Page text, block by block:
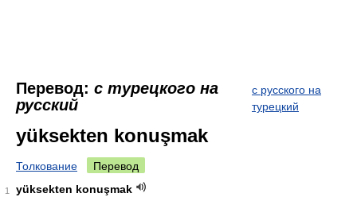
Перевод: с турецкого на
русский
с русского на
турецкий
yüksekten konuşmak
Толкование Перевод
1
yüksekten konuşmak